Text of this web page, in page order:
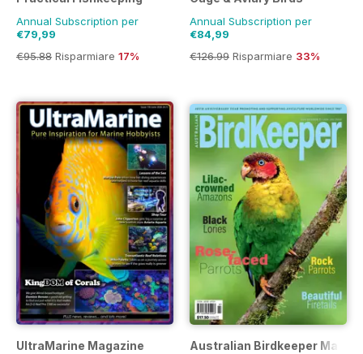
Annual Subscription per
€79,99
€95.88 Risparmiare 17%
Annual Subscription per
€84,99
€126.99 Risparmiare 33%
UltraMarine Magazine Australian Birdkeeper